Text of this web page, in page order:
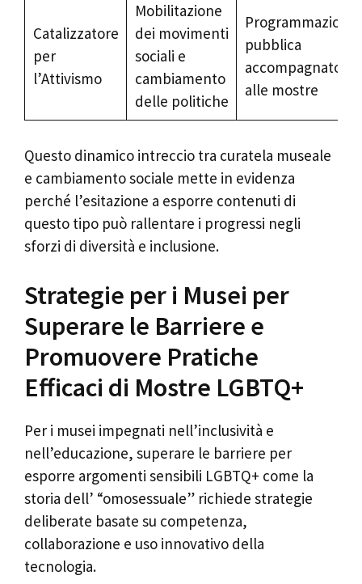
Catalizzatore
per
l’Attivismo
Mobilitazione
dei movimenti
sociali e
cambiamento
delle politiche
Programmazione
pubblica
accompagnatoria
alle mostre
Questo dinamico intreccio tra curatela museale
e cambiamento sociale mette in evidenza
perché l’esitazione a esporre contenuti di
questo tipo può rallentare i progressi negli
sforzi di diversità e inclusione.
Strategie per i Musei per
Superare le Barriere e
Promuovere Pratiche
Efficaci di Mostre LGBTQ+
Per i musei impegnati nell’inclusività e
nell’educazione, superare le barriere per
esporre argomenti sensibili LGBTQ+ come la
storia dell’ “omosessuale” richiede strategie
deliberate basate su competenza,
collaborazione e uso innovativo della
tecnologia.